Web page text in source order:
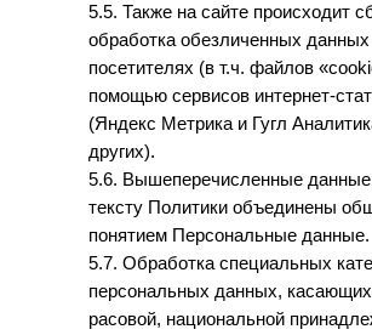
5.5. Также на сайте происходит
обработка обезличенных
посетителях (в т.ч. файлов
помощью сервисов интернет-
(Яндекс Метрика и Гугл
других).
5.6. Вышеперечисленные
тексту Политики объединены
понятием Персональные данные.
5.7. Обработка специальных
персональных данных,
расовой, национальной